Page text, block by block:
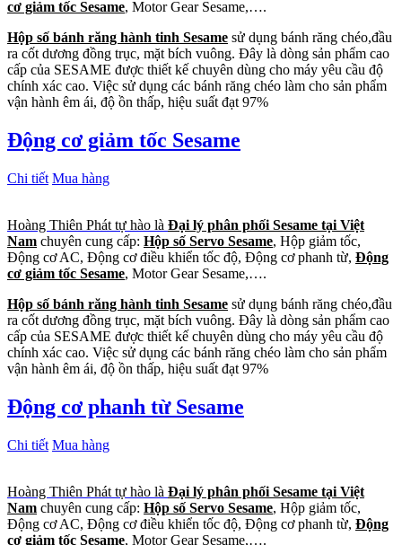
cơ giảm tốc Sesame, Motor Gear Sesame,….
Hộp số bánh răng hành tinh Sesame sử dụng bánh răng chéo,đầu
ra cốt dương đồng trục, mặt bích vuông. Đây là dòng sản phẩm cao
cấp của SESAME được thiết kế chuyên dùng cho máy yêu cầu độ
chính xác cao. Việc sử dụng các bánh răng chéo làm cho sản phẩm
vận hành êm ái, độ ồn thấp, hiệu suất đạt 97%
Động cơ giảm tốc Sesame
Chi tiết Mua hàng
Hoàng Thiên Phát tự hào là Đại lý phân phối Sesame tại Việt
Nam chuyên cung cấp: Hộp số Servo Sesame, Hộp giảm tốc,
Động cơ AC, Động cơ điều khiển tốc độ, Động cơ phanh từ, Động
cơ giảm tốc Sesame, Motor Gear Sesame,….
Hộp số bánh răng hành tinh Sesame sử dụng bánh răng chéo,đầu
ra cốt dương đồng trục, mặt bích vuông. Đây là dòng sản phẩm cao
cấp của SESAME được thiết kế chuyên dùng cho máy yêu cầu độ
chính xác cao. Việc sử dụng các bánh răng chéo làm cho sản phẩm
vận hành êm ái, độ ồn thấp, hiệu suất đạt 97%
Động cơ phanh từ Sesame
Chi tiết Mua hàng
Hoàng Thiên Phát tự hào là Đại lý phân phối Sesame tại Việt
Nam chuyên cung cấp: Hộp số Servo Sesame, Hộp giảm tốc,
Động cơ AC, Động cơ điều khiển tốc độ, Động cơ phanh từ, Động
cơ giảm tốc Sesame, Motor Gear Sesame,….